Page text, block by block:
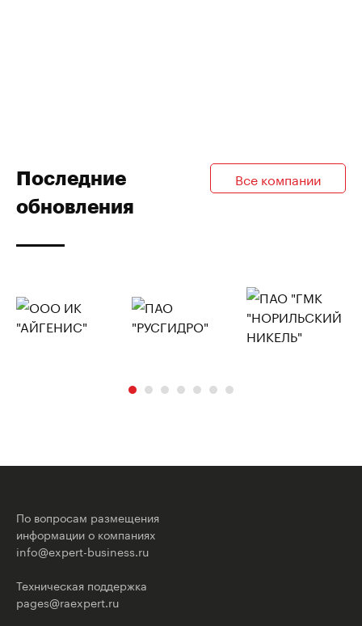
Последние
обновления
Все компании
По вопросам размещения
информации о компаниях
info@expert-business.ru
Техническая поддержка
pages@raexpert.ru